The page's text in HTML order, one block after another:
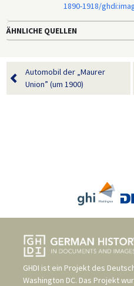
1890-1918/
ÄHNLICHE QUELLEN
Automobil der „Maurer
Union” (um 1900)
GHDI ist ein Projekt des
Washington DC. Das Projekt